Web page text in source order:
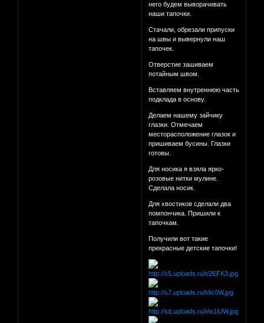
него будем выворачивать
наши тапочки.
Стачали, обрезали припуски
на швы и вывернули наш
тапочек.
Отверстие зашиваем
потайным швом.
Вставляем внутреннюю часть
подклада в основу.
Делаем нашему зайчику
глазки. Отмечаем
месторасположение глазок и
пришиваем бусины. Глазки
готовы.
Для носика я взяла ярко-
розовые нитки мулине.
Сделала носик.
Для хвостиков сделали два
помпончика. Пришили к
тапочкам.
Получили вот такие
прекрасные детские тапочки!